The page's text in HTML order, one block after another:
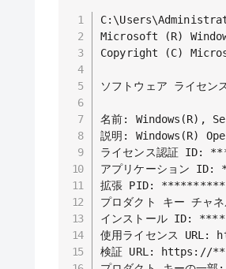
Microsoft (R)
Copyright (C)
ソフトウェア ライセ
名前: Windows(R),
説明: Windows(R)
ライセンス認証
アプリケーション
拡張 PID:
プロダクト キー チ
インストール ID:
使用ライセンス
検証 URL: https://